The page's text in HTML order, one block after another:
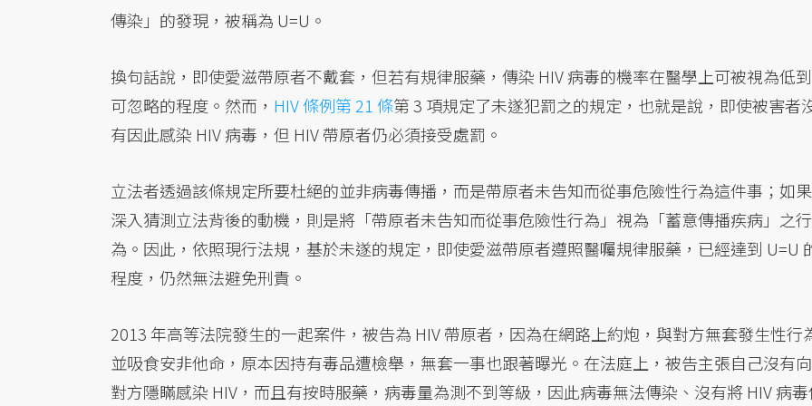
傳染」的發現，被稱為 U=U。
換句話說，即使愛滋帶原者不戴套，但若有規律服藥，傳染 HIV 病毒的機率在醫學上可被視為低到
可忽略的程度。然而， HIV 條例第 21 條第 3 項規定了未遂犯罰之的規定，也就是說，即使被害者
有因此感染 HIV 病毒，但 HIV 帶原者仍必須接受處罰。
立法者透過該條規定所要杜絕的並非病毒傳播，而是帶原者未告知而從事危險性行為這件事；如果
深入猜測立法背後的動機，則是將「帶原者未告知而從事危險性行為」視為「蓄意傳播疾病」之行
為。因此，依照現行法規，基於未遂的規定，即使愛滋帶原者遵照醫囑規律服藥，已經達到 U=U
程度，仍然無法避免刑責。
2013 年高等法院發生的一起案件，被告為 HIV 帶原者，因為在網路上約炮，與對方無套發生性行
並吸食安非他命，原本因持有毒品遭檢舉，無套一事也跟著曝光。在法庭上，被告主張自己沒有向
對方隱瞞感染 HIV，而且有按時服藥，病毒量為測不到等級，因此病毒無法傳染、沒有將 HIV 病